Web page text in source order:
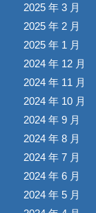
2025 年 3 月
2025 年 2 月
2025 年 1 月
2024 年 12 月
2024 年 11 月
2024 年 10 月
2024 年 9 月
2024 年 8 月
2024 年 7 月
2024 年 6 月
2024 年 5 月